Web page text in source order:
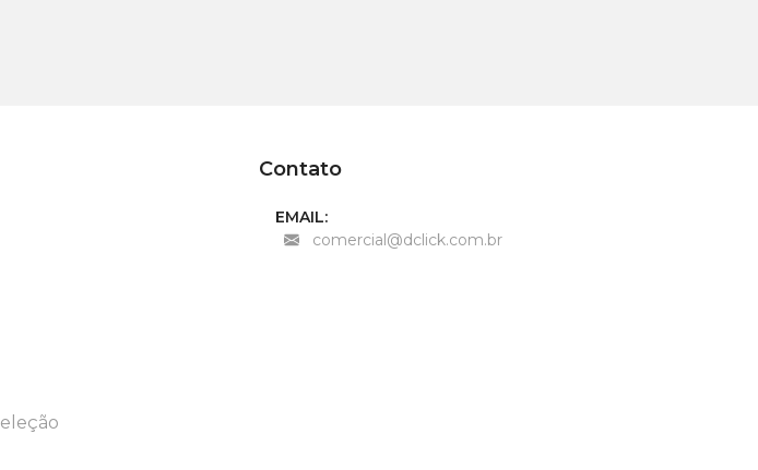
Contato
EMAIL:
comercial@dclick.com.br